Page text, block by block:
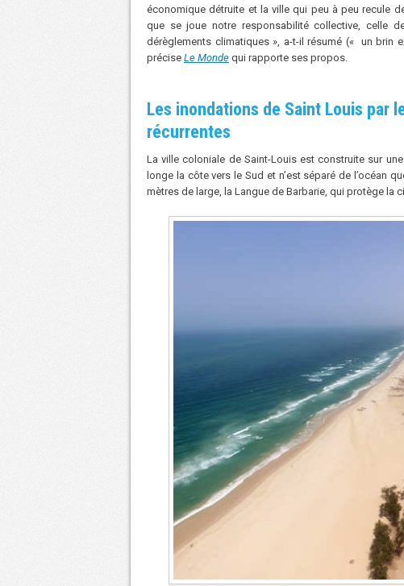
économique détruite et la ville qui peu à peu recule
que se joue notre responsabilité collective, celle
dérèglements climatiques », a-t-il résumé (« un brin
précise Le Monde qui rapporte ses propos.
Les inondations de Saint Louis par
récurrentes
La ville coloniale de Saint-Louis est construite sur
longe la côte vers le Sud et n’est séparé de l’océan
mètres de large, la Langue de Barbarie, qui protège la